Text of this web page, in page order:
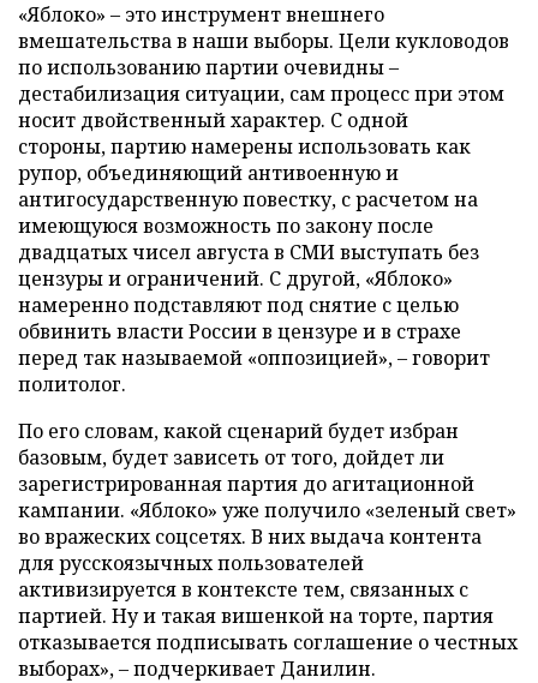
«Яблоко» – это инструмент внешнего
вмешательства в наши выборы. Цели кукловодов
по использованию партии очевидны –
дестабилизация ситуации, сам процесс при этом
носит двойственный характер. С одной
стороны, партию намерены использовать как
рупор, объединяющий антивоенную и
антигосударственную повестку, с расчетом на
имеющуюся возможность по закону после
двадцатых чисел августа в СМИ выступать без
цензуры и ограничений. С другой, «Яблоко»
намеренно подставляют под снятие с целью
обвинить власти России в цензуре и в страхе
перед так называемой «оппозицией», – говорит
политолог.
По его словам, какой сценарий будет избран
базовым, будет зависеть от того, дойдет ли
зарегистрированная партия до агитационной
кампании. «Яблоко» уже получило «зеленый свет»
во вражеских соцсетях. В них выдача контента
для русскоязычных пользователей
активизируется в контексте тем, связанных с
партией. Ну и такая вишенкой на торте, партия
отказывается подписывать соглашение о честных
выборах», – подчеркивает Данилин.